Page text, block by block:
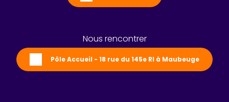
Nous rencontrer
Pôle Accueil - 18 rue du 145e RI à Maubeuge